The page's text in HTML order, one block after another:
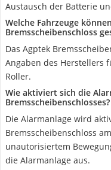
Austausch der Batterie
Welche Fahrzeuge
Bremsscheibenschloss
Das Agptek
Angaben des Herstellers
Roller.
Wie aktiviert sich die
Bremsscheibenschlosses?
Die Alarmanlage wird
Bremsscheibenschloss
unautorisiertem
die Alarmanlage aus.